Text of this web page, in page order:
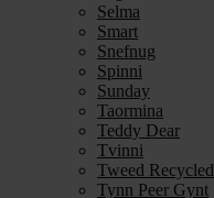
Selma
Smart
Snefnug
Spinni
Sunday
Taormina
Teddy Dear
Tvinni
Tweed Recycled
Tynn Peer Gynt